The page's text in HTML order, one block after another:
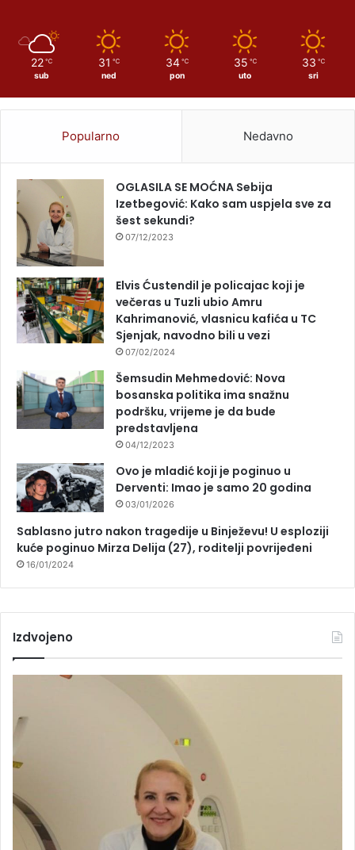
22 ℃
sub
31 ℃
ned
34 ℃
pon
35 ℃
uto
33 ℃
sri
Popularno Nedavno
OGLASILA SE MOĆNA Sebija
Izetbegović: Kako sam uspjela sve za
šest sekundi?
07/12/2023
Elvis Ćustendil je policajac koji je
večeras u Tuzli ubio Amru
Kahrimanović, vlasnicu kafića u TC
Sjenjak, navodno bili u vezi
07/02/2024
Šemsudin Mehmedović: Nova
bosanska politika ima snažnu
podršku, vrijeme je da bude
predstavljena
04/12/2023
Ovo je mladić koji je poginuo u
Derventi: Imao je samo 20 godina
03/01/2026
Sablasno jutro nakon tragedije u Binježevu! U esploziji
kuće poginuo Mirza Delija (27), roditelji povrijeđeni
16/01/2024
Izdvojeno